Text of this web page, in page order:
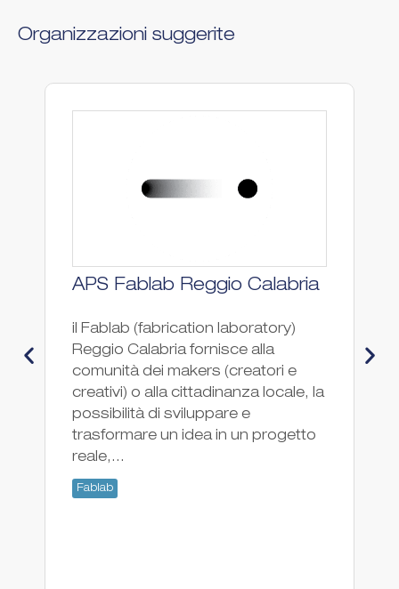
Organizzazioni suggerite
APS Fablab Reggio Calabria
il Fablab (fabrication laboratory)
Reggio Calabria fornisce alla
comunità dei makers (creatori e
creativi) o alla cittadinanza locale, la
possibilità di sviluppare e
trasformare un idea in un progetto
reale,...
Fablab